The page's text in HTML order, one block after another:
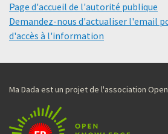
Page d'accueil de l'autorité publique
Demandez-nous d'actualiser l'email
d'accès à l'information
Ma Dada est un projet de l'association